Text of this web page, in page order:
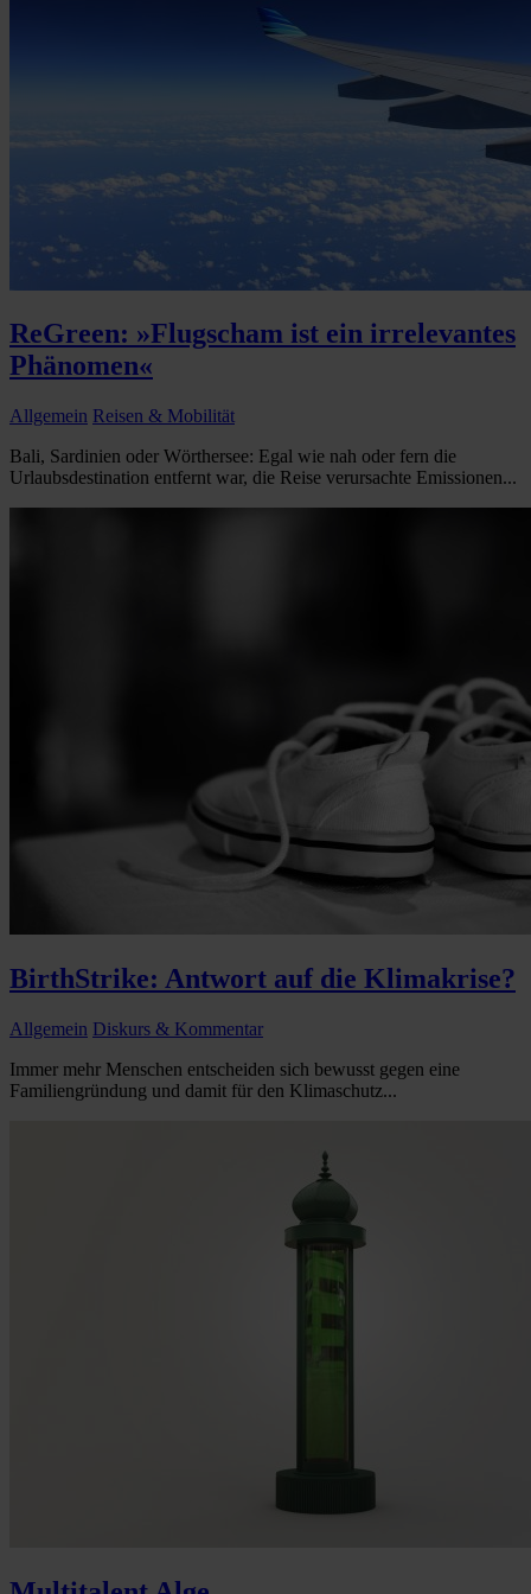
ReGreen: »Flugscham ist ein irrelevantes
Phänomen«
Allgemein Reisen & Mobilität
Bali, Sardinien oder Wörthersee: Egal wie nah oder fern die
Urlaubsdestination entfernt war, die Reise verursachte Emissionen...
BirthStrike: Antwort auf die Klimakrise?
Allgemein Diskurs & Kommentar
Immer mehr Menschen entscheiden sich bewusst gegen eine
Familiengründung und damit für den Klimaschutz...